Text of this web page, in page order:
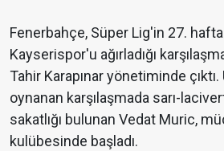
Fenerbahçe, Süper Lig'in 27.
Kayserispor'u ağırladığı
Tahir Karapınar yönetiminde çıktı.
oynanan karşılaşmada sarı-
sakatlığı bulunan Vedat Muric,
kulübesinde başladı.